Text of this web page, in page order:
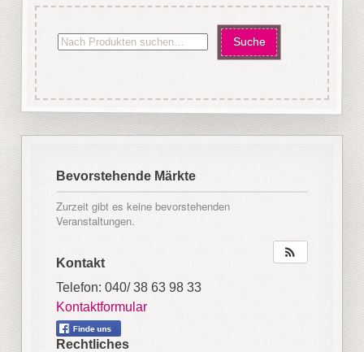
Bevorstehende Märkte
Zurzeit gibt es keine bevorstehenden
Veranstaltungen.
Kontakt
Telefon: 040/ 38 63 98 33
Kontaktformular
Rechtliches